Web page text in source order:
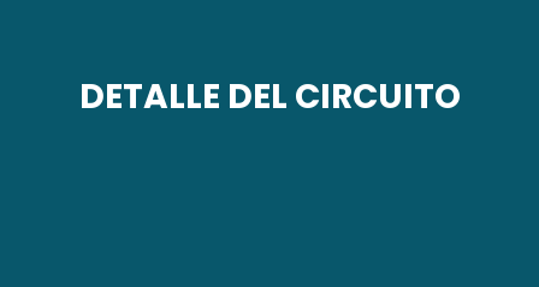
DETALLE DEL CIRCUITO